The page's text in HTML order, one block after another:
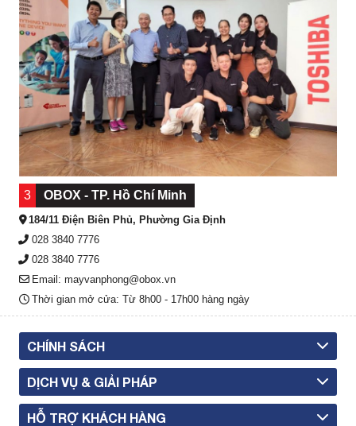
3 OBOX - TP. Hồ Chí Minh
184/11 Điện Biên Phủ, Phường Gia Định
028 3840 7776
028 3840 7776
Email: mayvanphong@obox.vn
Thời gian mở cửa: Từ 8h00 - 17h00 hàng ngày
CHÍNH SÁCH
DỊCH VỤ & GIẢI PHÁP
HỖ TRỢ KHÁCH HÀNG